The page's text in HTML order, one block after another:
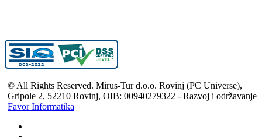
© All Rights Reserved. Mirus-Tur d.o.o. Rovinj (PC Universe),
Gripole 2, 52210 Rovinj, OIB: 00940279322 - Razvoj i održavanje
Favor Informatika